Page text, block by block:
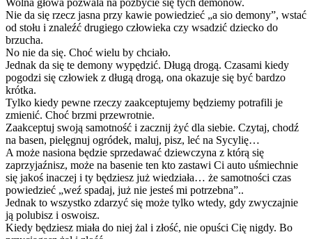
Nie da się rzecz jasna przy kawie powiedzieć „a sio demony”, wstać
od stołu i znaleźć drugiego człowieka czy wsadzić dziecko do
brzucha.
No nie da się. Choć wielu by chciało.
Jednak da się te demony wypędzić. Długą drogą. Czasami kiedy
pogodzi się człowiek z długą drogą, ona okazuje się być bardzo
krótka.
Tylko kiedy pewne rzeczy zaakceptujemy będziemy potrafili je
zmienić. Choć brzmi przewrotnie.
Zaakceptuj swoją samotność i zacznij żyć dla siebie. Czytaj, chodź
na basen, pielęgnuj ogródek, maluj, pisz, leć na Sycylię…
A może nasiona będzie sprzedawać dziewczyna z którą się
zaprzyjaźnisz, może na basenie ten kto zastawi Ci auto uśmiechnie
się jakoś inaczej i ty będziesz już wiedziała… że samotności czas
powiedzieć „weź spadaj, już nie jesteś mi potrzebna”..
Jednak to wszystko zdarzyć się może tylko wtedy, gdy zwyczajnie
ją polubisz i oswoisz.
Kiedy będziesz miała do niej żal i złość, nie opuści Cię nigdy. Bo